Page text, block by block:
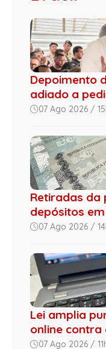
Depoimento
adiado a
07 Ago 2026 /
Retiradas da
depósitos
07 Ago 2026 /
Lei amplia
online contra
07 Ago 2026 /